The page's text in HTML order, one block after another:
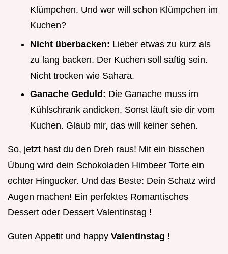
Klümpchen. Und wer will schon Klümpchen im
Kuchen?
Nicht überbacken: Lieber etwas zu kurz als
zu lang backen. Der Kuchen soll saftig sein.
Nicht trocken wie Sahara.
Ganache Geduld: Die Ganache muss im
Kühlschrank andicken. Sonst läuft sie dir vom
Kuchen. Glaub mir, das will keiner sehen.
So, jetzt hast du den Dreh raus! Mit ein bisschen
Übung wird dein Schokoladen Himbeer Torte ein
echter Hingucker. Und das Beste: Dein Schatz wird
Augen machen! Ein perfektes Romantisches
Dessert oder Dessert Valentinstag !
Guten Appetit und happy Valentinstag !